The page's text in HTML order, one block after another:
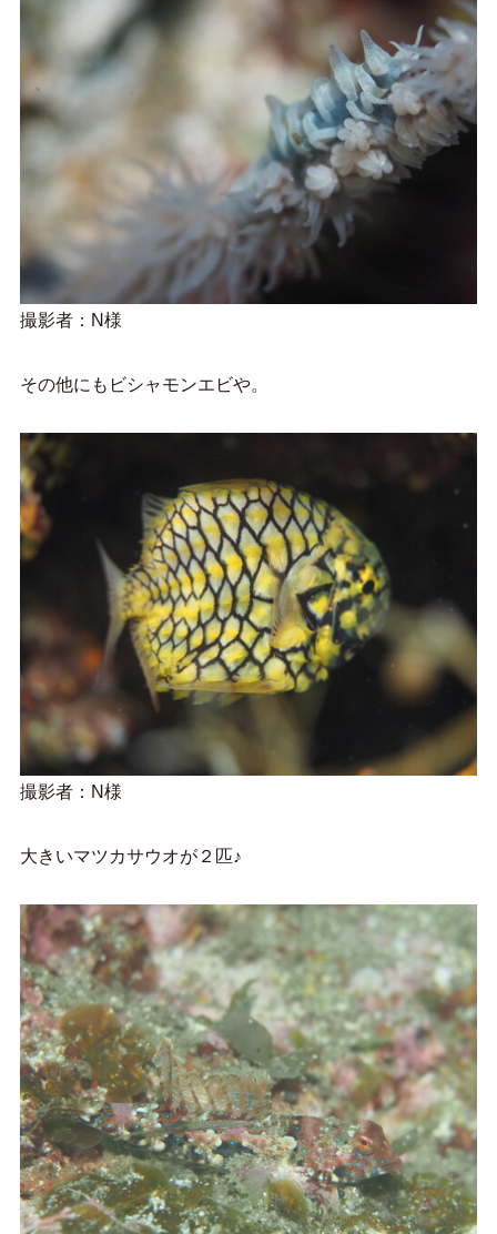
撮影者：N様
その他にもビシャモンエビや。
撮影者：N様
大きいマツカサウオが２匹♪